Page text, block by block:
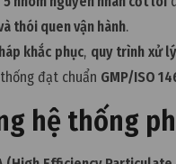
thói quen vận hành.
khắc phục, quy trình xử
đạt chuẩn GMP/ISO
hệ thống